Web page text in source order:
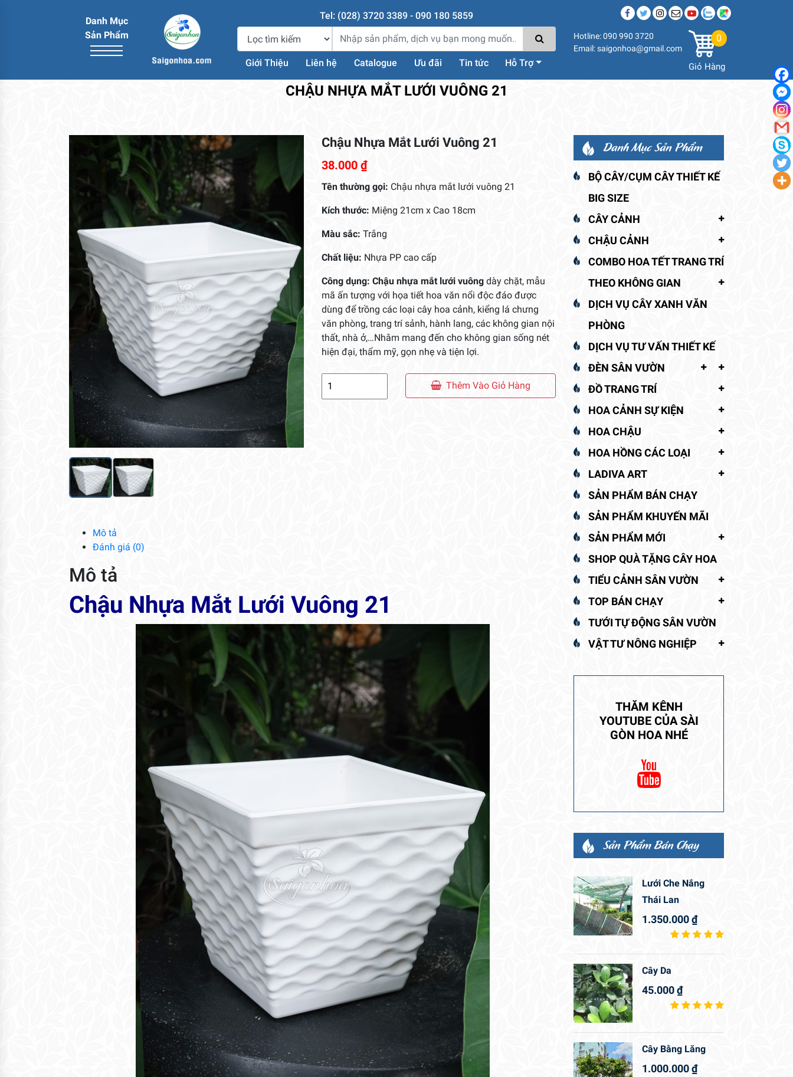
Danh Mục
Sản Phẩm
Tel: (028) 3720 3389 - 090 180 5859
Giới Thiệu Liên hệ Catalogue Ưu đãi Tin tức Hỗ Trợ
Hotline: 090 990 3720
Email: saigonhoa@gmail.com
0
Giỏ Hàng
CHẬU NHỰA MẮT LƯỚI VUÔNG 21
Chậu Nhựa Mắt Lưới Vuông 21
38.000 ₫
Tên thường gọi: Chậu nhựa mắt lưới vuông 21
Kích thước: Miệng 21cm x Cao 18cm
Màu sắc: Trắng
Chất liệu: Nhựa PP cao cấp
Công dụng: Chậu nhựa mắt lưới vuông dày chặt, mẫu
mã ấn tượng với họa tiết hoa văn nổi độc đáo được
dùng để trồng các loại cây hoa cảnh, kiểng lá chưng
văn phòng, trang trí sảnh, hành lang, các không gian nội
thất, nhà ở,…Nhằm mang đến cho không gian sống nét
hiện đại, thẩm mỹ, gọn nhẹ và tiện lợi.
Thêm Vào Giỏ Hàng
Mô tả
Đánh giá (0)
Mô tả
Chậu Nhựa Mắt Lưới Vuông 21
Danh Mục Sản Phẩm
BỘ CÂY/CỤM CÂY THIẾT KẾ
BIG SIZE
CÂY CẢNH
CHẬU CẢNH
COMBO HOA TẾT TRANG TRÍ
THEO KHÔNG GIAN
DỊCH VỤ CÂY XANH VĂN
PHÒNG
DỊCH VỤ TƯ VẤN THIẾT KẾ
ĐÈN SÂN VƯỜN
ĐỒ TRANG TRÍ
HOA CẢNH SỰ KIỆN
HOA CHẬU
HOA HỒNG CÁC LOẠI
LADIVA ART
SẢN PHẨM BÁN CHẠY
SẢN PHẨM KHUYẾN MÃI
SẢN PHẨM MỚI
SHOP QUÀ TẶNG CÂY HOA
TIỂU CẢNH SÂN VƯỜN
TOP BÁN CHẠY
TƯỚI TỰ ĐỘNG SÂN VƯỜN
VẬT TƯ NÔNG NGHIỆP
THĂM KÊNH
YOUTUBE CỦA SÀI
GÒN HOA NHÉ
Sản Phẩm Bán Chạy
Lưới Che Nắng
Thái Lan
1.350.000₫
Cây Da
45.000₫
Cây Bằng Lăng
1.000.000₫